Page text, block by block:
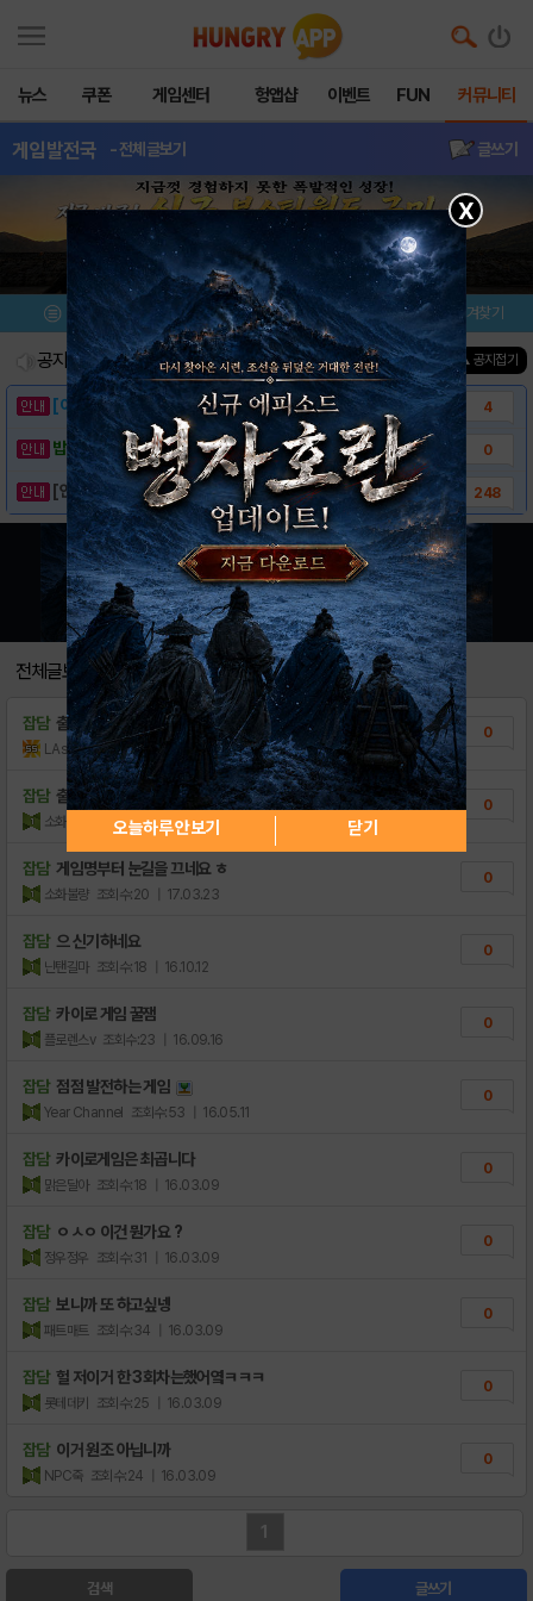
뉴스 쿠폰 게임센터 헝앱샵 이벤트 FUN 커뮤니티
게임발전국 - 전체글보기 글쓰기
메뉴 이벤트/미션 설치/평가 즐겨찾기
공지사항 진행중인 이벤트0건 ▲ 공지접기
[이벤트] 웃음으로 매일매일 해피! 유머 게시.. 4
밥알이의 헝앱통신 ⑲ “밥알이, 드디어 멀티를.. 0
[안내] 헝그리앱 필수 상식! 밥알 획득 안내.. 248
전체글보기
잡담 출시한지 오래에
LAsahi 조회수:26 | 18.11.26
0
잡담 출시 했나요?
소화불량 조회수:16 | 17.10.02
0
잡담 게임명부터 눈길을 끄네요 ㅎ
소화불량 조회수:20 | 17.03.23
0
잡담 으 신기하네요
닌탠길마 조회수:18 | 16.10.12
0
잡담 카이로 게임 꿀잼
플로렌스v 조회수:23 | 16.09.16
0
잡담 점점 발전하는 게임
Year Channel 조회수:53 | 16.05.11
0
잡담 카이로게임은 최곱니다
맑은달아 조회수:18 | 16.03.09
0
잡담 ㅇㅅㅇ 이건 뭔가요 ?
정우정우 조회수:31 | 16.03.09
0
잡담 보니까 또 하고싶넹
패트매트 조회수:34 | 16.03.09
0
잡담 헐 저이거 한 3회차는했어옄ㅋㅋㅋ
롯테데키 조회수:25 | 16.03.09
0
잡담 이거 원조 아닙니까
NPC죽 조회수:24 | 16.03.09
0
1
검색 글쓰기
X
오늘하루 안보기 닫기